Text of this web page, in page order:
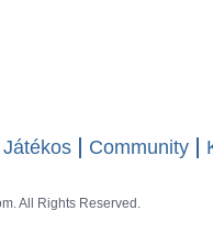
Játékos Community
All Rights Reserved.